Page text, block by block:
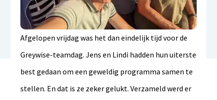
Afgelopen vrijdag was het dan eindelijk tijd voor de
Greywise-teamdag. Jens en Lindi hadden hun uiterste
best gedaan om een geweldig programma samen te
stellen. En dat is ze zeker gelukt. Verzameld werd er